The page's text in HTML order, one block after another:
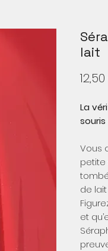
lait
La
souris
Vous
petite
de
et